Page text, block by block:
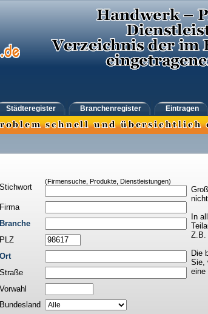
Städteregister Branchenregister Eintragen
Stichwort
(Firmensuche, Produkte, Dienstleistungen)
In
Z.B.
Die
Sie,
eine
Firma
Branche
PLZ
Ort
Straße
Vorwahl
Bundesland